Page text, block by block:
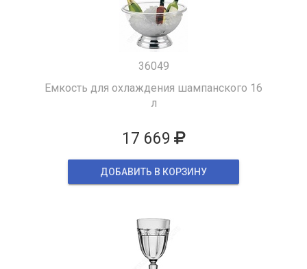
36049
Емкость для охлаждения шампанского 16
л
17 669
ДОБАВИТЬ В КОРЗИНУ